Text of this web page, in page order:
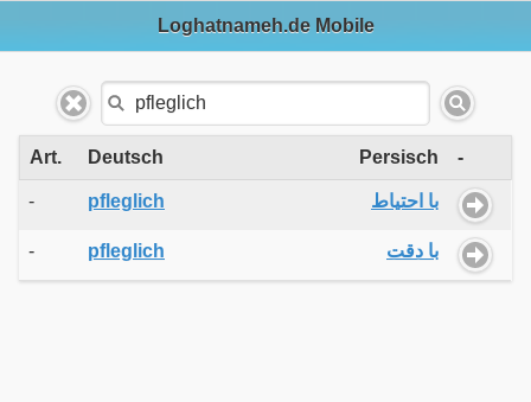
Loghatnameh.de Mobile
Art. Deutsch Persisch -
- pfleglich با احتیاط
- pfleglich با دقت